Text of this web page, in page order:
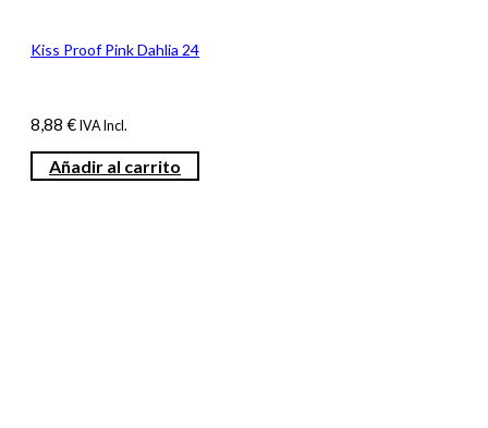
Kiss Proof Pink Dahlia 24
8,88 € IVA Incl.
Añadir al carrito